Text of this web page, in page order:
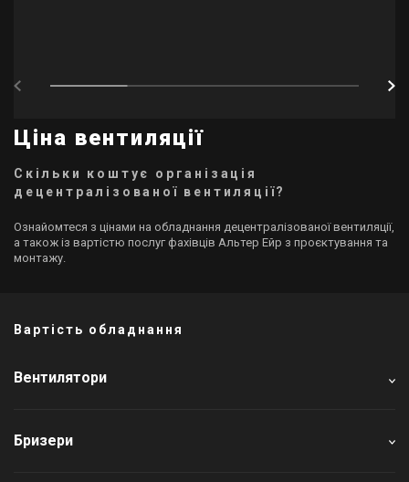
Ціна вентиляції
Скільки коштує організація
децентралізованої вентиляції?
Ознайомтеся з цінами на обладнання децентралізованої вентиляції,
а також із вартістю послуг фахівців Альтер Ейр з проєктування та
монтажу.
Вартість обладнання
Вентилятори
Бризери